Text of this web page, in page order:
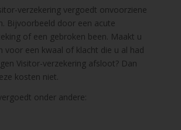
verzekering vergoedt onvoorziene
Bijvoorbeeld door een acute
of een gebroken been. Maakt u
voor een kwaal of klacht die u al had
Visitor-verzekering afsloot? Dan
kosten niet.
onder andere: